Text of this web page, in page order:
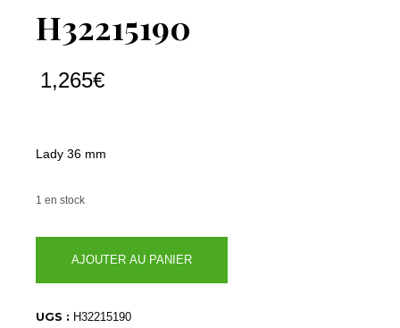
H32215190
1,265€
Lady 36 mm
1 en stock
H32215190
AJOUTER AU PANIER
UGS : H32215190